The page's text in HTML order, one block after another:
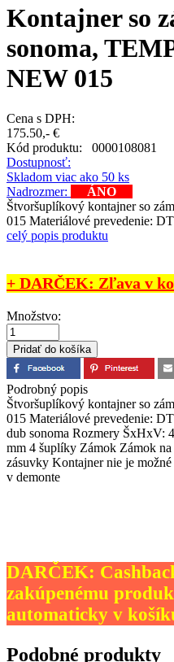
Kontajner so
sonoma,
NEW 015
Cena s DPH:
175.50,- €
Kód produktu: 0000108081
Dostupnosť:
Skladom viac ako 50 ks
Nadrozmer:
ÁNO
Štvoršuplíkový kontajner so
015 Materiálové prevedenie:
celý popis produktu
+ DARČEK: Zľava v
Množstvo:
Podrobný popis
Štvoršuplíkový kontajner so
015 Materiálové prevedenie:
dub sonoma Rozmery ŠxHxV:
mm 4 šuplíky Zámok Zámok
zásuvky Kontajner nie je
v demonte
DARČEK:
zakúpenému
automaticky v
Podobné produkty